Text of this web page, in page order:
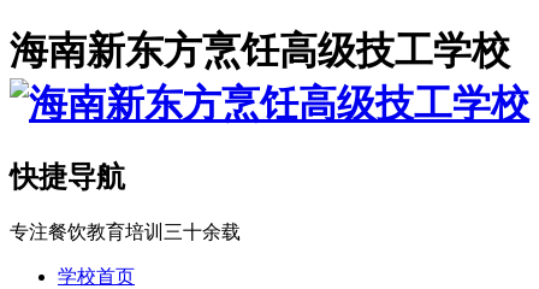
海南新东方烹饪高级技工学校
快捷导航
专注餐饮教育培训三十余载
学校首页